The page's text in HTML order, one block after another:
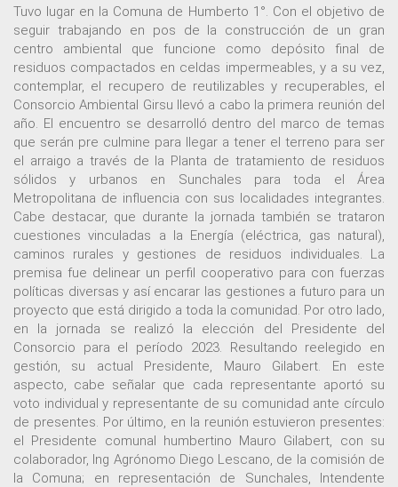
Tuvo lugar en la Comuna de Humberto 1°. Con el objetivo de
seguir trabajando en pos de la construcción de un gran
centro ambiental que funcione como depósito final de
residuos compactados en celdas impermeables, y a su vez,
contemplar, el recupero de reutilizables y recuperables, el
Consorcio Ambiental Girsu llevó a cabo la primera reunión del
año. El encuentro se desarrolló dentro del marco de temas
que serán pre culmine para llegar a tener el terreno para ser
el arraigo a través de la Planta de tratamiento de residuos
sólidos y urbanos en Sunchales para toda el Área
Metropolitana de influencia con sus localidades integrantes.
Cabe destacar, que durante la jornada también se trataron
cuestiones vinculadas a la Energía (eléctrica, gas natural),
caminos rurales y gestiones de residuos individuales. La
premisa fue delinear un perfil cooperativo para con fuerzas
políticas diversas y así encarar las gestiones a futuro para un
proyecto que está dirigido a toda la comunidad. Por otro lado,
en la jornada se realizó la elección del Presidente del
Consorcio para el período 2023. Resultando reelegido en
gestión, su actual Presidente, Mauro Gilabert. En este
aspecto, cabe señalar que cada representante aportó su
voto individual y representante de su comunidad ante círculo
de presentes. Por último, en la reunión estuvieron presentes:
el Presidente comunal humbertino Mauro Gilabert, con su
colaborador, Ing Agrónomo Diego Lescano, de la comisión de
la Comuna; en representación de Sunchales, Intendente